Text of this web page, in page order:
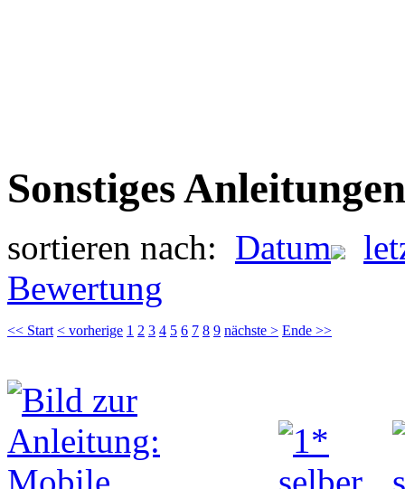
Sonstiges Anleitungen
sortieren nach: Datum
Bewertung
<< Start < vorherige 1 2 3 4 5 6 7 8 9 nächste > Ende >>